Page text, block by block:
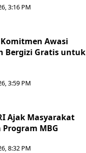
3:16 PM
Awasi
Bergizi Gratis untuk
3:59 PM
Ajak Masyarakat
MBG
8:32 PM